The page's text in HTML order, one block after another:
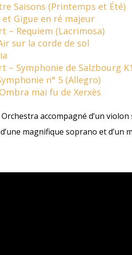
Saisons (Printemps et Été)
et Gigue en ré majeur
– Requiem (Lacrimosa)
sur la corde de sol
– Symphonie de Salzbourg
n° 5 (Allegro)
mai fu de Xerxès
accompagné d’un violon
magnifique soprano et